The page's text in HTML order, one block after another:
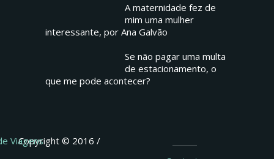
A maternidade fez de
mim uma mulher
interessante, por Ana Galvão
Se não pagar uma multa
de estacionamento, o
que me pode acontecer?
Copyright © 2016 /
Viagens